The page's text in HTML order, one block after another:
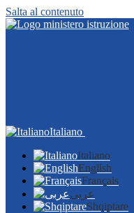
Salta al contenuto
Italiano
Italiano
English
Français
عربى
Shqiptare